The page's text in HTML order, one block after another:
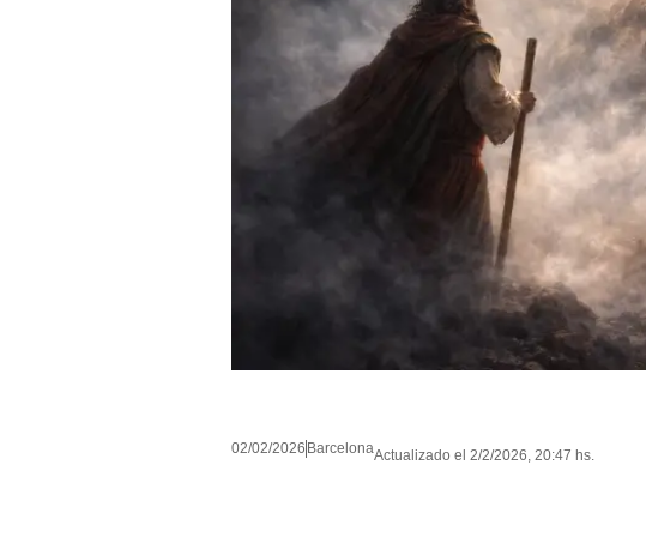
02/02/2026 BarcelonaActualizado el 2/2/2026, 20:47 hs.